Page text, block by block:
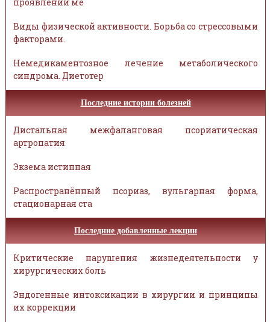
Виды физической активности. Борьба со стрессовыми
факторами.
Немедикаментозное лечение метаболического
синдрома. Диетотер
Последние истории болезней
Дистальная межфаланговая псориатическая
артропатия
Экзема истинная
Распространённый псориаз, вульгарная форма,
стационарная ста
Последние добавленные лекции
Критические нарушения жизнедеятельности у
хирургических боль
Эндогенные интоксикации в хирургии и принципы
их коррекции